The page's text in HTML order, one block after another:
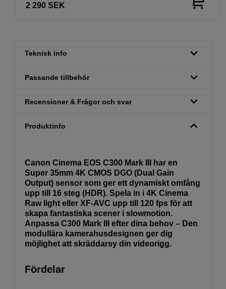
2 290 SEK
Teknisk info
Passande tillbehör
Recensioner & Frågor och svar
Produktinfo
Canon Cinema EOS C300 Mark III har en
Super 35mm 4K CMOS DGO (Dual Gain
Output) sensor som ger ett dynamiskt omfång
upp till 16 steg (HDR). Spela in i 4K Cinema
Raw light eller XF-AVC upp till 120 fps för att
skapa fantastiska scener i slowmotion.
Anpassa C300 Mark III efter dina behov – Den
modullära kamerahusdesignen ger dig
möjlighet att skräddarsy din videorigg.
Fördelar